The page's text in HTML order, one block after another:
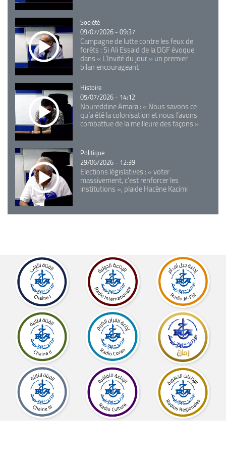
Catégorie
Société
09/07/2026 - 09:37
Campagne de lutte contre les feux de
forêts : Si Ali Essaid de la DGF évoque
dans « L'Invité du jour » un premier
bilan encourageant
Catégorie
Histoire
05/07/2026 - 14:12
Noureddine Amara : « Nous savons ce
qu’a été la colonisation et nous l’avons
combattue de la meilleure des façons »
Catégorie
Politique
29/06/2026 - 12:39
Elections législatives : « voter
massivement, c'est renforcer les
institutions », plaide Hacène Kacimi